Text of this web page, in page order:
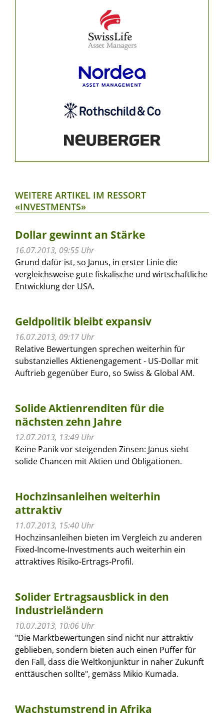
WEITERE ARTIKEL IM RESSORT
«INVESTMENTS»
Dollar gewinnt an Stärke
16.07.2013, 09:55 Uhr
Grund dafür ist, so Janus, in erster Linie die
vergleichsweise gute fiskalische und wirtschaftliche
Entwicklung der USA.
Geldpolitik bleibt expansiv
16.07.2013, 09:17 Uhr
Relative Bewertungen sprechen weiterhin für
substanzielles Aktienengagement - US-Dollar mit
Auftrieb gegenüber Euro, so Swiss & Global AM.
Solide Aktienrenditen für die
nächsten zehn Jahre
12.07.2013, 13:49 Uhr
Keine Panik vor steigenden Zinsen: Janus sieht
solide Chancen mit Aktien und Obligationen.
Hochzinsanleihen weiterhin
attraktiv
11.07.2013, 15:40 Uhr
Hochzinsanleihen bieten im Vergleich zu anderen
Fixed-Income-Investments auch weiterhin ein
attraktives Risiko-Ertrags-Profil.
Solider Ertragsausblick in den
Industrieländern
10.07.2013, 10:06 Uhr
"Die Marktbewertungen sind nicht nur attraktiv
geblieben, sondern bieten auch einen Puffer für
den Fall, dass die Weltkonjunktur in naher Zukunft
enttäuschen sollte", gemäss Mikio Kumada.
Wachstumstrend in Afrika